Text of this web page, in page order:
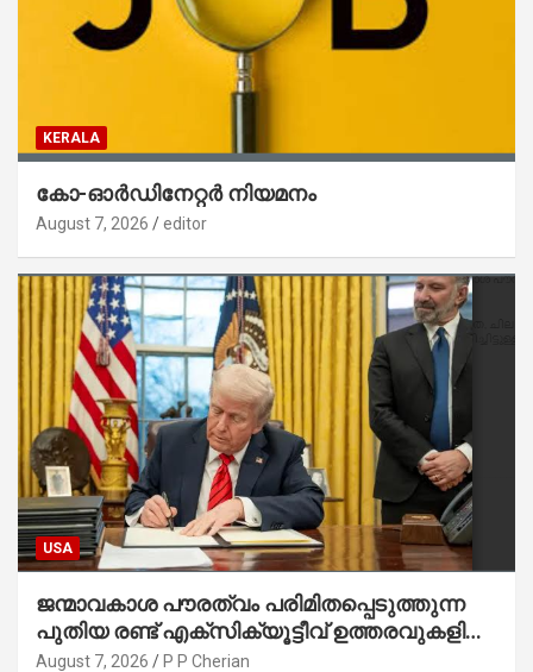
KERALA
കോ-ഓർഡിനേറ്റർ നിയമനം
August 7, 2026 editor
USA
ജന്മാവകാശ പൗരത്വം പരിമിതപ്പെടുത്തുന്ന
പുതിയ രണ്ട് എക്സിക്യൂട്ടീവ് ഉത്തരവുകളിൽ
ട്രംപ് ഒപ്പുവെച്ചു
August 7, 2026 P P Cherian